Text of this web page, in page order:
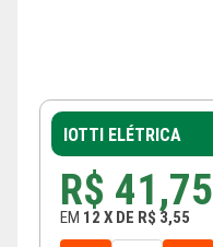
IOTTI ELÉTRICA
R$ 41,75
EM 12 X DE R$ 3,55